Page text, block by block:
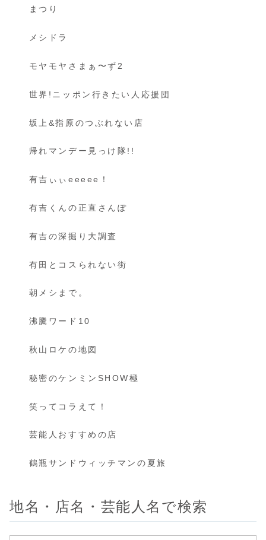
まつり
メシドラ
モヤモヤさまぁ〜ず2
世界!ニッポン行きたい人応援団
坂上&指原のつぶれない店
帰れマンデー見っけ隊!!
有吉ぃぃeeeee！
有吉くんの正直さんぽ
有吉の深掘り大調査
有田とコスられない街
朝メシまで。
沸騰ワード10
秋山ロケの地図
秘密のケンミンSHOW極
笑ってコラえて！
芸能人おすすめの店
鶴瓶サンドウィッチマンの夏旅
地名・店名・芸能人名で検索